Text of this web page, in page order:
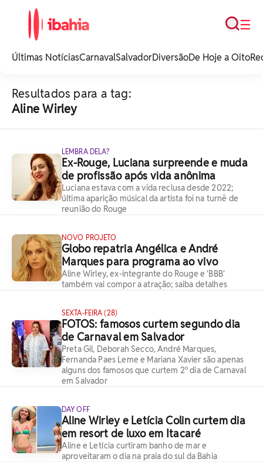
noticias e
☰
Busca
Últimas NotíciasCarnavalSalvadorDiversãoDe Hoje a Oito
Resultados para a tag:
Aline Wirley
LEMBRA DELA?
Ex-Rouge, Luciana surpreende e muda
de profissão após vida anônima
Luciana estava com a vida reclusa desde 2022;
última aparição músical da artista foi na turnê de
reunião do Rouge
NOVO PROJETO
Globo repatria Angélica e André
Marques para programa ao vivo
Aline Wirley, ex-integrante do Rouge e 'BBB'
também vai compor a atração; saiba detalhes
SEXTA-FEIRA (28)
FOTOS: famosos curtem segundo dia
de Carnaval em Salvador
Preta Gil, Deborah Secco, André Marques,
Fernanda Paes Leme e Mariana Xavier são apenas
alguns dos famosos que curtem 2º dia de Carnaval
em Salvador
DAY OFF
Aline Wirley e Letícia Colin curtem dia
em resort de luxo em Itacaré
Aline e Letícia curtiram banho de mar e
aproveitaram o dia na praia do sul da Bahia